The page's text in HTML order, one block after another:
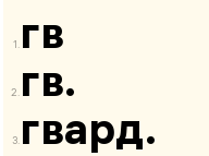
гв
гв.
гвард.